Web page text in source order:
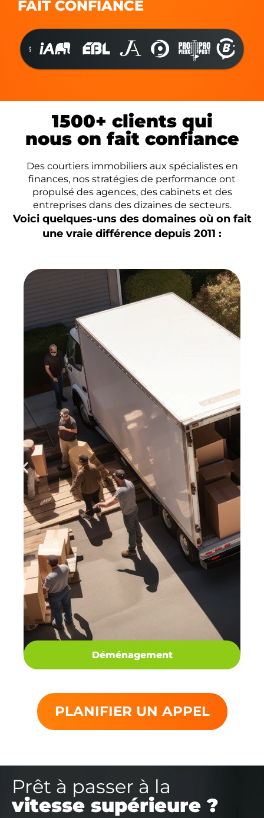
FAIT CONFIANCE
1500+ clients qui
nous on fait confiance
Des courtiers immobiliers aux spécialistes en
finances, nos stratégies de performance ont
propulsé des agences, des cabinets et des
entreprises dans des dizaines de secteurs.
Voici quelques-uns des domaines où on fait
une vraie différence depuis 2011 :
Déménagement
PLANIFIER UN APPEL
Prêt à passer à la
vitesse supérieure ?